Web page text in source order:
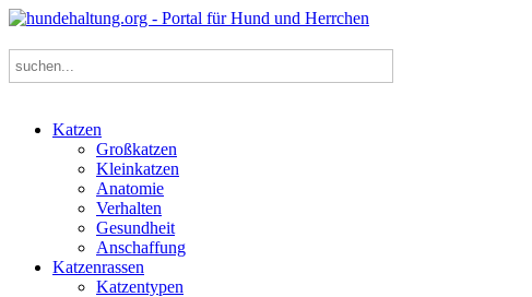
Katzen
Großkatzen
Kleinkatzen
Anatomie
Verhalten
Gesundheit
Anschaffung
Katzenrassen
Katzentypen